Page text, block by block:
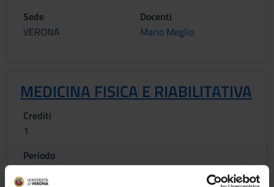
Sede
VERONA
Docenti
Mario Meglio
MEDICINA FISICA E RIABILITATIVA
Crediti
1
Periodo
Lezioni 2° semestre 1°- 5° anno